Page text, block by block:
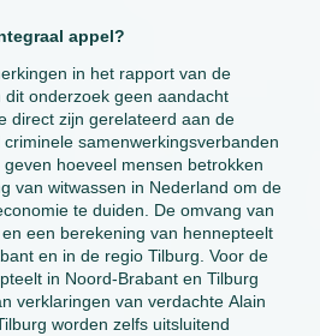
appel?
in het rapport van de
onderzoek geen aandacht
direct zijn gerelateerd aan de
samenwerkingsverbanden
geven hoeveel mensen betrokken
van witwassen in Nederland om de
te duiden. De omvang van
een berekening van hennepteelt
en in de regio Tilburg. Voor de
in Noord-Brabant en Tilburg
verklaringen van verdachte Alain
worden zelfs uitsluitend